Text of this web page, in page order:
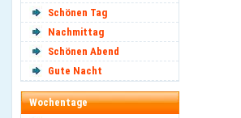
Schönen Tag
Nachmittag
Schönen Abend
Gute Nacht
Wochentage